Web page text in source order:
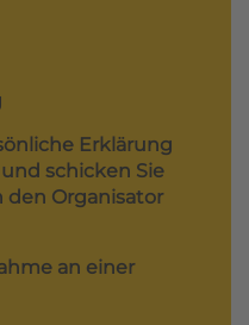
Erklärung
schicken Sie
den Organisator
an einer